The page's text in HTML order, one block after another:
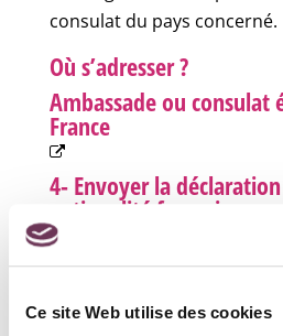
Ce site Web utilise des cookies
consulat du pays concerné.
Où s’adresser ?
Ambassade ou consulat
France
4- Envoyer la
nationalité française
judiciaire ou de proximité